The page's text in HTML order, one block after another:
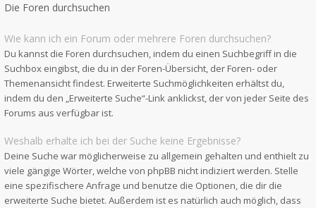
Die Foren durchsuchen
Wie kann ich ein Forum oder mehrere Foren durchsuchen?
Du kannst die Foren durchsuchen, indem du einen Suchbegriff in die
Suchbox eingibst, die du in der Foren-Übersicht, der Foren- oder
Themenansicht findest. Erweiterte Suchmöglichkeiten erhältst du,
indem du den „Erweiterte Suche“-Link anklickst, der von jeder Seite des
Forums aus verfügbar ist.
Weshalb erhalte ich bei der Suche keine Ergebnisse?
Deine Suche war möglicherweise zu allgemein gehalten und enthielt zu
viele gängige Wörter, welche von phpBB nicht indiziert werden. Stelle
eine spezifischere Anfrage und benutze die Optionen, die dir die
erweiterte Suche bietet. Außerdem ist es natürlich auch möglich, dass